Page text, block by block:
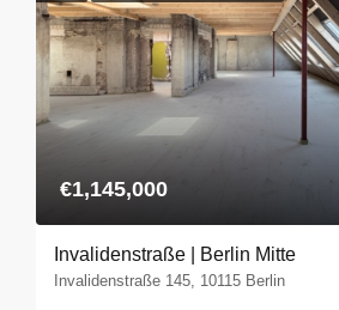
€1,145,000
Invalidenstraße | Berlin Mitte
Invalidenstraße 145, 10115 Berlin